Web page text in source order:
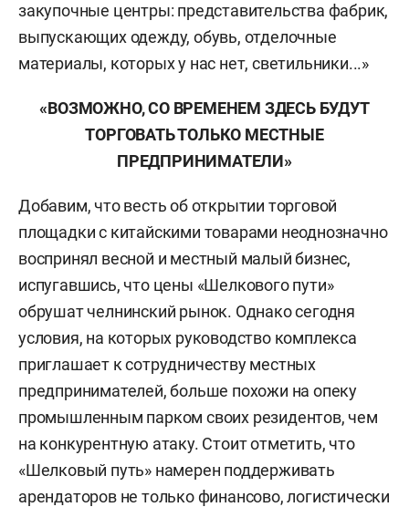
закупочные центры: представительства фабрик,
выпускающих одежду, обувь, отделочные
материалы, которых у нас нет, светильники...»
«ВОЗМОЖНО, СО ВРЕМЕНЕМ ЗДЕСЬ БУДУТ
ТОРГОВАТЬ ТОЛЬКО МЕСТНЫЕ
ПРЕДПРИНИМАТЕЛИ»
Добавим, что весть об открытии торговой
площадки с китайскими товарами неоднозначно
воспринял весной и местный малый бизнес,
испугавшись, что цены «Шелкового пути»
обрушат челнинский рынок. Однако сегодня
условия, на которых руководство комплекса
приглашает к сотрудничеству местных
предпринимателей, больше похожи на опеку
промышленным парком своих резидентов, чем
на конкурентную атаку. Стоит отметить, что
«Шелковый путь» намерен поддерживать
арендаторов не только финансово, логистически